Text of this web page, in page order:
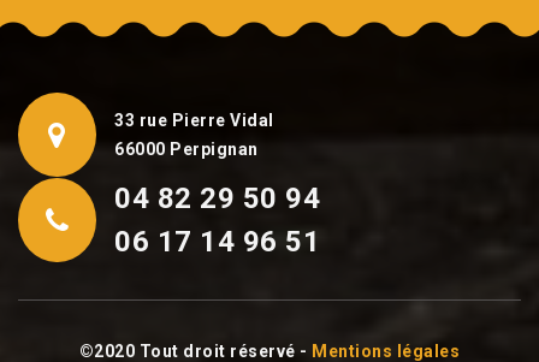
33 rue Pierre Vidal
66000 Perpignan
04 82 29 50 94
06 17 14 96 51
©2020 Tout droit réservé - Mentions légales